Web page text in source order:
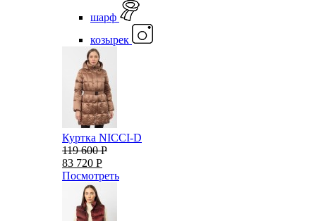
шарф
козырек
Куртка NICCI-D
119 600 Р
83 720 Р
Посмотреть